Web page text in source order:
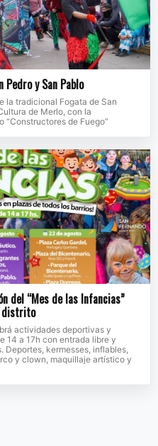
Pedro y San Pablo
la tradicional Fogata de San
de Merlo, con la
“Constructores de Fuego”
del “Mes de las Infancias”
distrito
actividades deportivas y
14 a 17h con entrada libre y
Deportes, kermesses, inflables,
y clown, maquillaje artístico y